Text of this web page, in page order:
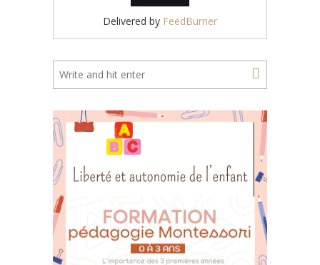
Delivered by FeedBurner